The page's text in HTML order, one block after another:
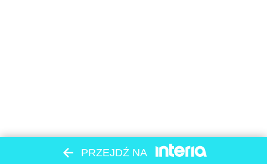
PRZEJDŹ NA